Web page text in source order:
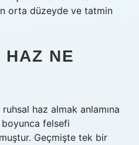
orta düzeyde ve tatmin
HAZ NE
haz almak anlamına
boyunca felsefi
Geçmişte tek bir